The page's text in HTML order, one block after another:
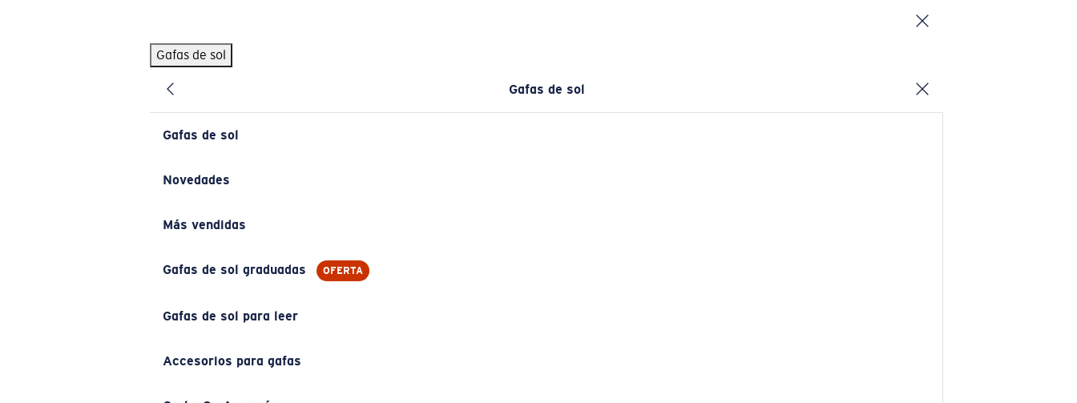
Gafas de sol
Gafas de sol
Gafas de sol
Novedades
Más vendidas
Gafas de sol graduadas OFERTA
Gafas de sol para leer
Accesorios para gafas
BÚSQUEDAS POPULARES
Pilothouse PRO Limited Edition Pack
Gafas de sol personalizadas
Los más vendidos de gafas de sol